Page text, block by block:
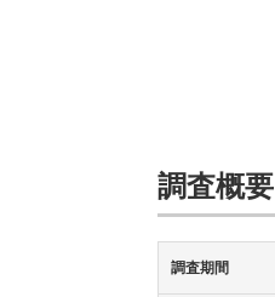
調査概要
調査期間